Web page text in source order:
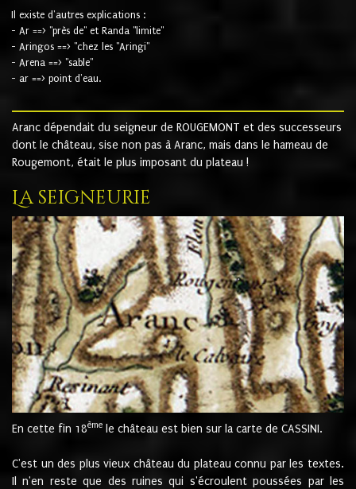
Il existe d'autres explications :
- Ar ==> "près de" et Randa "limite"
- Aringos ==> "chez les "Aringi"
- Arena ==> "sable"
- ar ==> point d'eau.
Aranc dépendait du seigneur de ROUGEMONT et des successeurs
dont le château, sise non pas à Aranc, mais dans le hameau de
Rougemont, était le plus imposant du plateau !
La seigneurie
En cette fin 18ème le château est bien sur la carte de CASSINI.
C'est un des plus vieux château du plateau connu par les textes.
Il n'en reste que des ruines qui s'écroulent poussées par les